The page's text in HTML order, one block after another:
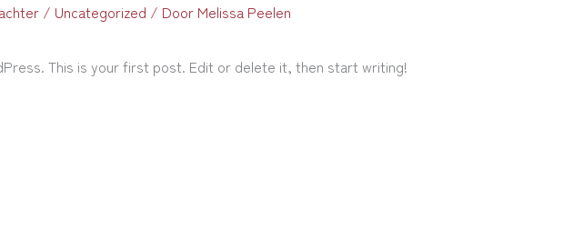
/ Uncategorized / Door Melissa Peelen
This is your first post. Edit or delete it, then start writing!